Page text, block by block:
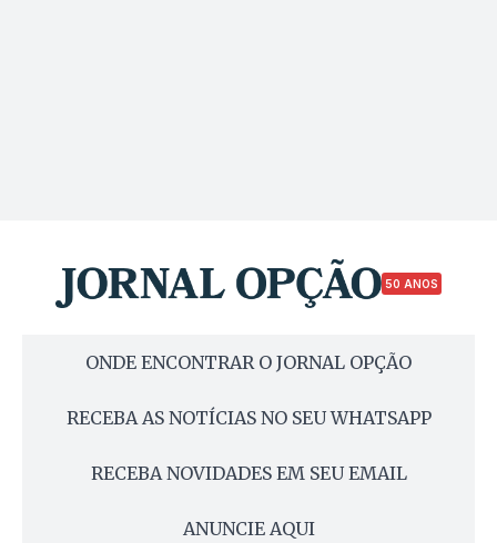
50 ANOS
ONDE ENCONTRAR O JORNAL OPÇÃO
RECEBA AS NOTÍCIAS NO SEU WHATSAPP
RECEBA NOVIDADES EM SEU EMAIL
ANUNCIE AQUI